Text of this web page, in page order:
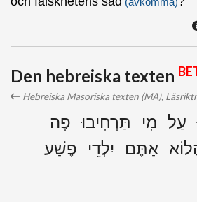
Den hebreiska texten
Hebreiska Masoriska texten (MA),
עַל מִי תַּרְחִיבוּ פֶה
אַתֶּם יִלְדֵי פֶשַׁע